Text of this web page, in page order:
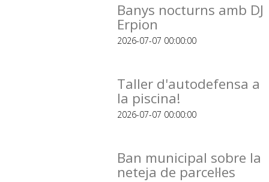
Banys nocturns amb DJ
Erpion
2026-07-07 00:00:00
Taller d'autodefensa a
la piscina!
2026-07-07 00:00:00
Ban municipal sobre la
neteja de parcel·les